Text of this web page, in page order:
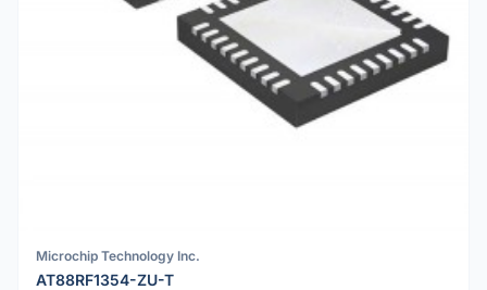
Microchip Technology Inc.
AT88RF1354-ZU-T